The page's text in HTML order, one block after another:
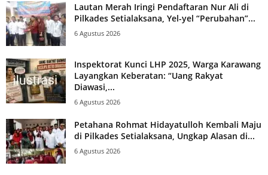
Lautan Merah Iringi Pendaftaran Nur Ali di
Pilkades Setialaksana, Yel-yel “Perubahan”...
6 Agustus 2026
Inspektorat Kunci LHP 2025, Warga Karawang
Layangkan Keberatan: “Uang Rakyat
Diawasi,...
6 Agustus 2026
Petahana Rohmat Hidayatulloh Kembali Maju
di Pilkades Setialaksana, Ungkap Alasan di...
6 Agustus 2026